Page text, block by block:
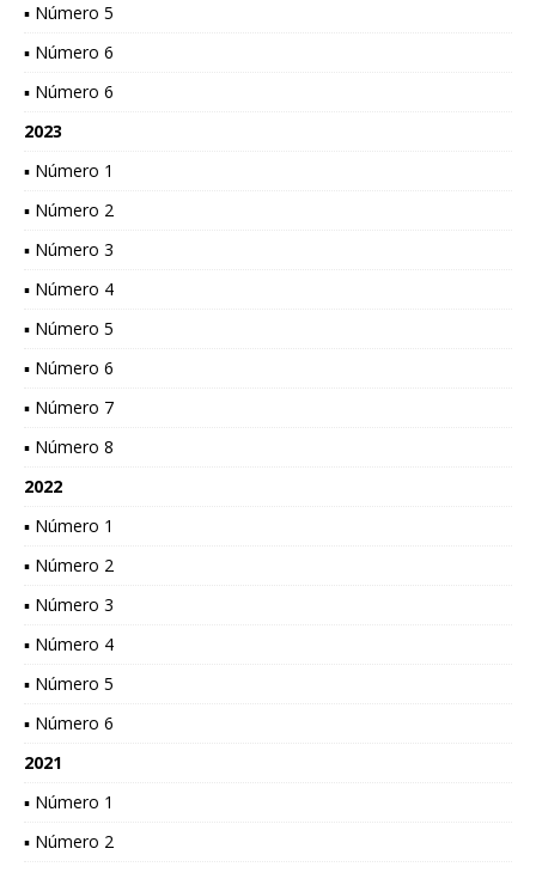
▪ Número 5
▪ Número 6
▪ Número 6
2023
▪ Número 1
▪ Número 2
▪ Número 3
▪ Número 4
▪ Número 5
▪ Número 6
▪ Número 7
▪ Número 8
2022
▪ Número 1
▪ Número 2
▪ Número 3
▪ Número 4
▪ Número 5
▪ Número 6
2021
▪ Número 1
▪ Número 2